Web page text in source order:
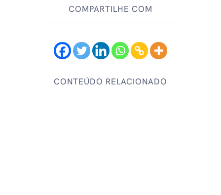
COMPARTILHE COM
CONTEÚDO RELACIONADO